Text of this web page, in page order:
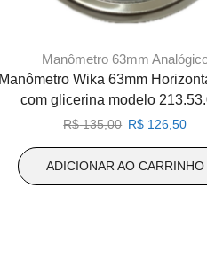
Manômetro 63mm
Manômetro Wika 63mm
com glicerina modelo
R$135,00 O
original
R$ 126,50O
atual
ADICIONAR AO CARRINHO